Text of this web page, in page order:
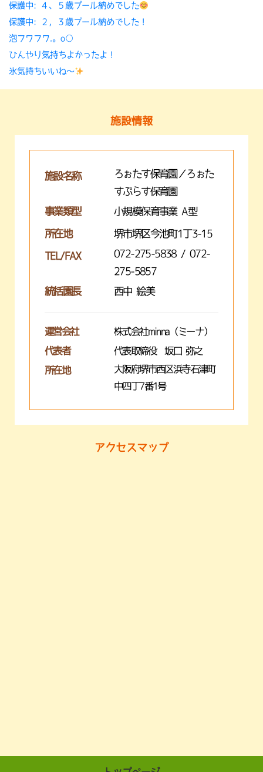
保護中: ４、５歳プール納めでした
保護中: ２，３歳プール納めでした！
泡フワフワ.。o○
ひんやり気持ちよかったよ！
氷気持ちいいね〜
施設情報
施設名称
ろぉたす保育園／ろぉた
すぷらす保育園
事業類型
小規模保育事業 A型
所在地 堺市堺区今池町1丁3-15
TEL/FAX
072-275-5838 / 072-
275-5857
統括園長
西中 絵美
運営会社 株式会社minna（ミーナ）
代表者 代表取締役 坂口 弥之
所在地
大阪府堺市西区浜寺石津町
中四丁7番1号
アクセスマップ